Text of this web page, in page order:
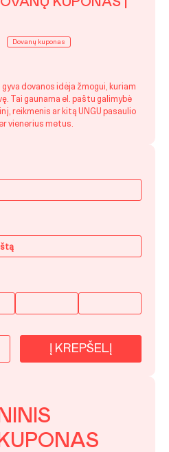
Dovanų kuponas
gyva dovanos idėja žmogui, kuriam
Tai gaunama el. paštu galimybė
reikmenis ar kitą UNGU pasaulio
vienerius metus.
Į KREPŠELĮ